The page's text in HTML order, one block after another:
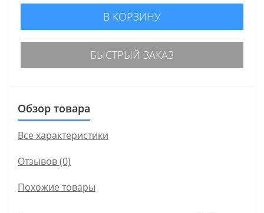
В КОРЗИНУ
БЫСТРЫЙ ЗАКАЗ
Обзор товара
Все характеристики
Отзывов (0)
Похожие товары